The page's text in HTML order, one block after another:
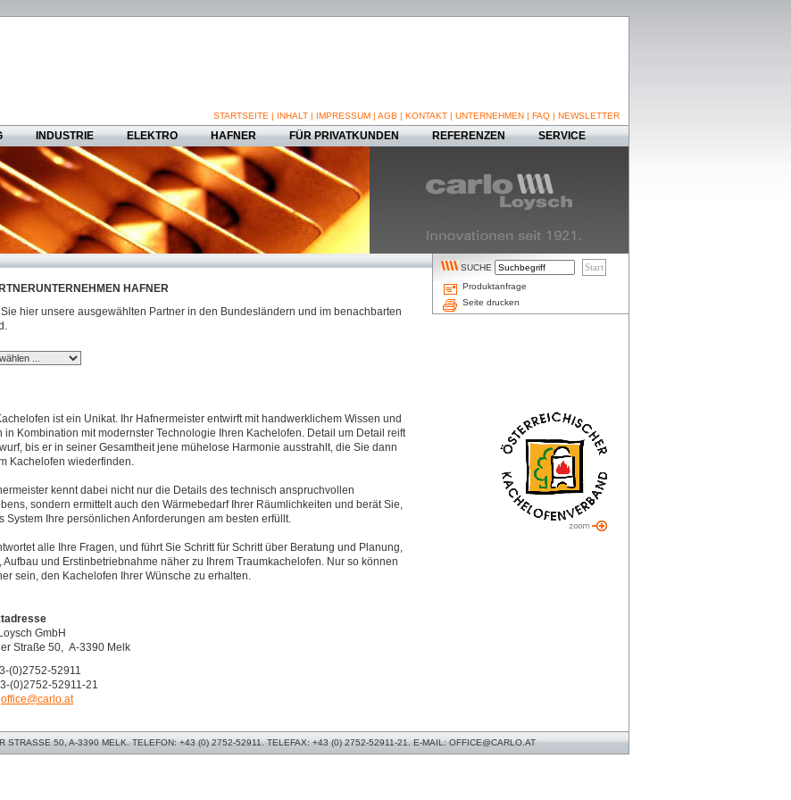
STARTSEITE | INHALT | IMPRESSUM | AGB | KONTAKT | UNTERNEHMEN | FAQ | NEWSLETTER
INDUSTRIE ELEKTRO HAFNER FÜR PRIVATKUNDEN REFERENZEN
SERVICE
HAFNER
Sie hier unsere ausgewählten Partner in den Bundesländern und im benachbarten
ist ein Unikat. Ihr Hafnermeister entwirft mit handwerklichem Wissen und
in Kombination mit modernster Technologie Ihren Kachelofen. Detail um Detail reift
bis er in seiner Gesamtheit jene mühelose Harmonie ausstrahlt, die Sie dann
Kachelofen wiederfinden.
kennt dabei nicht nur die Details des technisch anspruchvollen
sondern ermittelt auch den Wärmebedarf Ihrer Räumlichkeiten und berät Sie,
System Ihre persönlichen Anforderungen am besten erfüllt.
alle Ihre Fragen, und führt Sie Schritt für Schritt über Beratung und Planung,
Aufbau und Erstinbetriebnahme näher zu Ihrem Traumkachelofen. Nur so können
sein, den Kachelofen Ihrer Wünsche zu erhalten.
GmbH
Straße 50, A-3390 Melk
(0)2752-52911
(0)2752-52911-21
office@carlo.at
SUCHE
Produktanfrage
Seite drucken
STRASSE 50, A-3390 MELK. TELEFON: +43 (0) 2752-52911. TELEFAX: +43 (0) 2752-52911-21. E-MAIL: OFFICE@CARLO.AT